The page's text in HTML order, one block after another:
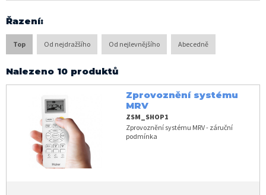
Řazení:
Top Od nejdražšího Od nejlevnějšího Abecedně
Nalezeno 10 produktů
Zprovoznění systému
MRV
ZSM_SHOP1
Zprovoznění systému MRV - záruční
podmínka